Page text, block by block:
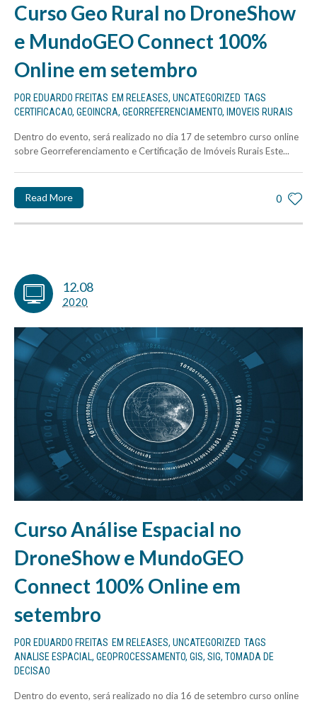
Curso Geo Rural no DroneShow
e MundoGEO Connect 100%
Online em setembro
POR EDUARDO FREITAS EM RELEASES, UNCATEGORIZED TAGS
CERTIFICACAO, GEOINCRA, GEORREFERENCIAMENTO, IMOVEIS RURAIS
Dentro do evento, será realizado no dia 17 de setembro curso online
sobre Georreferenciamento e Certificação de Imóveis Rurais Este...
0
Read More
12.08
2020
Curso Análise Espacial no
DroneShow e MundoGEO
Connect 100% Online em
setembro
POR EDUARDO FREITAS EM RELEASES, UNCATEGORIZED TAGS
ANALISE ESPACIAL, GEOPROCESSAMENTO, GIS, SIG, TOMADA DE
DECISAO
Dentro do evento, será realizado no dia 16 de setembro curso online